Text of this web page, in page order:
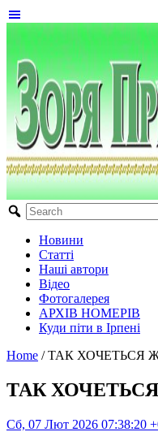
Новини
Статті
Наші автори
Відео
Фотогалерея
АРХІВ НОМЕРІВ
Куди піти в Ірпені
Home / ТАК ХОЧЕТЬСЯ
ТАК
Сб, 07 Лют 2026 07:38:20